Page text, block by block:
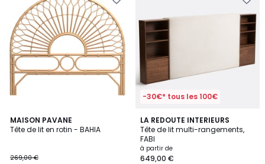
MAISON PAVANE
Tête de lit en rotin - BAHIA
269,00 €
4,8
/ 5
-30€* tous les 100€
LA REDOUTE INTERIEURS
Tête de lit multi-rangements,
FABI
à partir de
649,00 €
4,8
/ 5
2
Couleurs